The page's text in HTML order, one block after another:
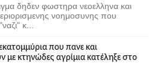
δηδεν φωστηρα νεοελληνα και
νοημοσυνης που
κ...
που πανε και
με κτηνώδες αγρίμια κατέληξε στο